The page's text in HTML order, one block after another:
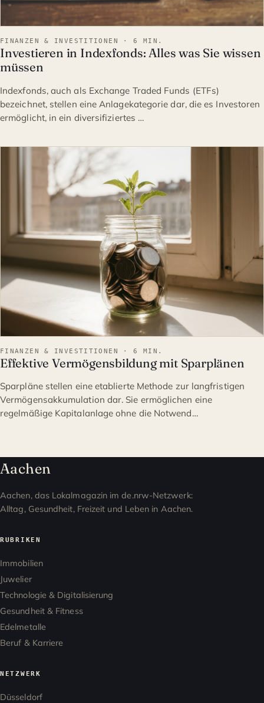
FINANZEN & INVESTITIONEN · 6 MIN.
Investieren in Indexfonds: Alles was Sie wissen
müssen
Indexfonds, auch als Exchange Traded Funds (ETFs)
bezeichnet, stellen eine Anlagekategorie dar, die es Investoren
ermöglicht, in ein diversifiziertes …
FINANZEN & INVESTITION
FINANZEN & INVESTITIONEN · 6 MIN.
Effektive Vermögensbildung mit Sparplänen
Sparpläne stellen eine etablierte Methode zur langfristigen
Vermögensakkumulation dar. Sie ermöglichen eine
regelmäßige Kapitalanlage ohne die Notwend…
Aachen
Aachen, das Lokalmagazin im de.nrw-Netzwerk:
Alltag, Gesundheit, Freizeit und Leben in Aachen.
RUBRIKEN
Immobilien
Juwelier
Technologie & Digitalisierung
Gesundheit & Fitness
Edelmetalle
Beruf & Karriere
NETZWERK
Düsseldorf